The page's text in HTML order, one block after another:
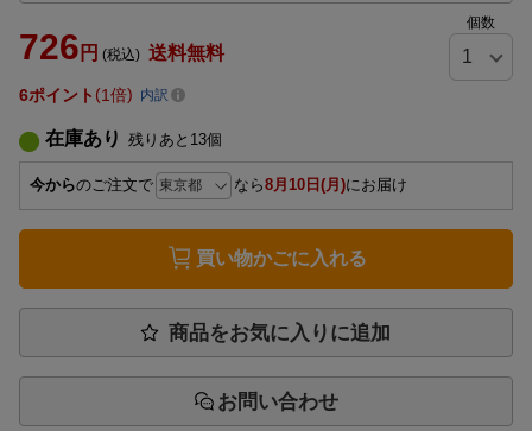
726 円 (税込) 送料無料
個数
6ポイント 1倍 内訳
在庫あり 残りあと 13個
今からのご注文で なら8月10日(月)にお届け
買い物かごに入れる
商品をお気に入りに追加
お問い合わせ